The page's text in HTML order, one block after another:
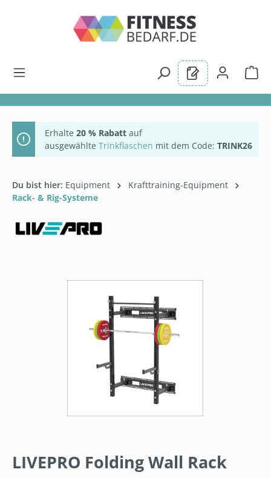
Erhalte 20 % Rabatt auf
ausgewählte Trinkflaschen mit dem Code: TRINK26
Du bist hier: Equipment
Krafttraining-Equipment
Rack- & Rig-Systeme
LIVEPRO Folding Wall Rack